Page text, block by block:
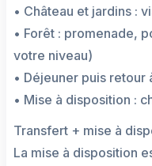
• Château et jardins :
• Forêt : promenade,
votre niveau)
• Déjeuner puis retour
• Mise à disposition :
Transfert + mise à
La mise à disposition